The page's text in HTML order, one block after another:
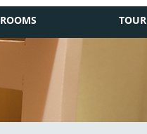
ROOMS TOUR